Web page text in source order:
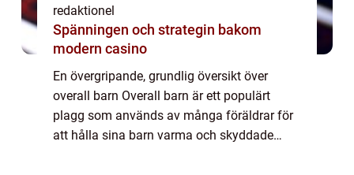
redaktionel
Spänningen och strategin bakom
modern casino
En övergripande, grundlig översikt över
overall barn Overall barn är ett populärt
plagg som används av många föräldrar för
att hålla sina barn varma och skyddade